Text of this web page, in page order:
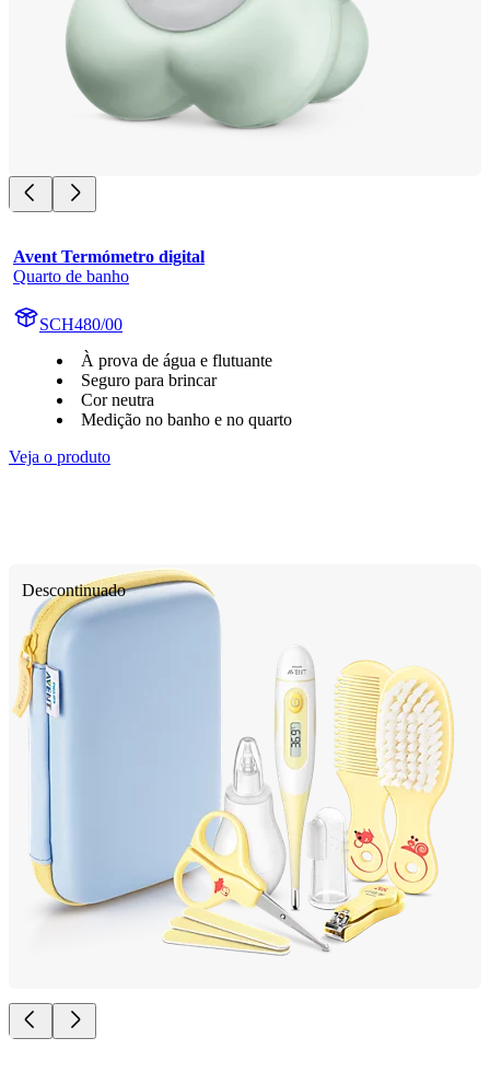
Avent Termómetro digital
Quarto de banho
SCH480/00
À prova de água e flutuante
Seguro para brincar
Cor neutra
Medição no banho e no quarto
Veja o produto
Descontinuado